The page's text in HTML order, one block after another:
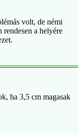
volt, de némi
rendesen a helyére
ha 3,5 cm magasak